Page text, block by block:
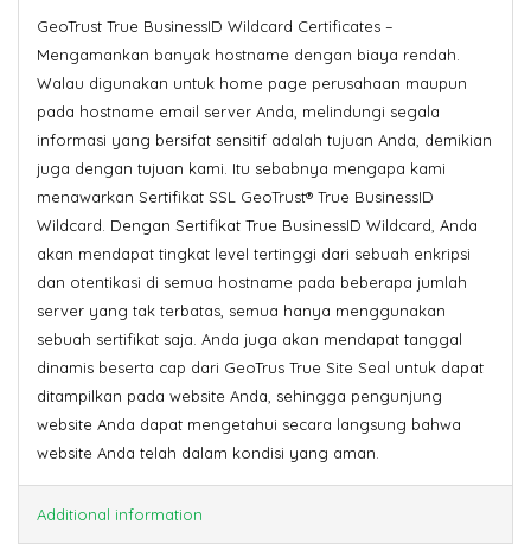
GeoTrust True BusinessID Wildcard Certificates –
Mengamankan banyak hostname dengan biaya rendah.
Walau digunakan untuk home page perusahaan maupun
pada hostname email server Anda, melindungi segala
informasi yang bersifat sensitif adalah tujuan Anda, demikian
juga dengan tujuan kami. Itu sebabnya mengapa kami
menawarkan Sertifikat SSL GeoTrust® True BusinessID
Wildcard. Dengan Sertifikat True BusinessID Wildcard, Anda
akan mendapat tingkat level tertinggi dari sebuah enkripsi
dan otentikasi di semua hostname pada beberapa jumlah
server yang tak terbatas, semua hanya menggunakan
sebuah sertifikat saja. Anda juga akan mendapat tanggal
dinamis beserta cap dari GeoTrus True Site Seal untuk dapat
ditampilkan pada website Anda, sehingga pengunjung
website Anda dapat mengetahui secara langsung bahwa
website Anda telah dalam kondisi yang aman.
Additional information